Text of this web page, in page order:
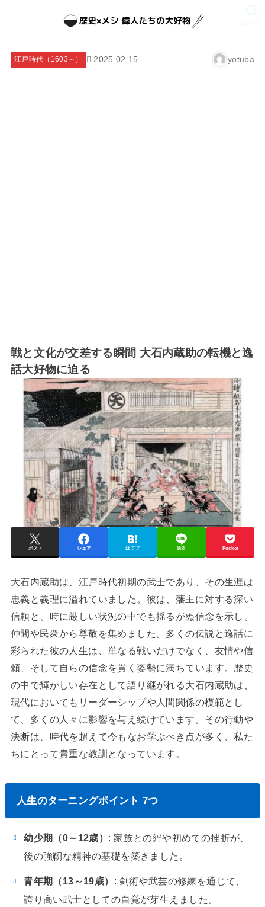
江戸時代（1603～） 2025.02.15 yotuba
戦と文化が交差する瞬間 大石内蔵助の転機と逸
話大好物に迫る
ポスト シェア はてブ 送る Pocket
大石内蔵助は、江戸時代初期の武士であり、その生涯は
忠義と義理に溢れていました。彼は、藩主に対する深い
信頼と、時に厳しい状況の中でも揺るがぬ信念を示し、
仲間や民衆から尊敬を集めました。多くの伝説と逸話に
彩られた彼の人生は、単なる戦いだけでなく、友情や信
頼、そして自らの信念を貫く姿勢に満ちています。歴史
の中で輝かしい存在として語り継がれる大石内蔵助は、
現代においてもリーダーシップや人間関係の模範とし
て、多くの人々に影響を与え続けています。その行動や
決断は、時代を超えて今もなお学ぶべき点が多く、私た
ちにとって貴重な教訓となっています。
人生のターニングポイント 7つ
幼少期（0～12歳） : 家族との絆や初めての挫折が、
後の強靭な精神の基礎を築きました。
青年期（13～19歳） : 剣術や武芸の修練を通じて、
誇り高い武士としての自覚が芽生えました。